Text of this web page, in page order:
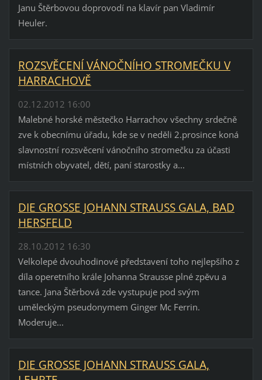
Janu Štěrbovou doprovodí na klavír pan Vladimír
Heuler.
ROZSVĚCENÍ VÁNOČNÍHO STROMEČKU V
HARRACHOVĚ
02.12.2012 16:00
Malebné horské městečko Harrachov všechny srdečně
zve k obecnímu úřadu, kde se v neděli 2.prosince koná
slavnostní rozsvěcení vánočního stromečku za účasti
místních obyvatel, dětí, paní starostky a...
DIE GROSSE JOHANN STRAUSS GALA, BAD
HERSFELD
28.10.2012 16:30
Velkolepé dvouhodinové představení toho nejlepšího z
díla operetního krále Johanna Strausse plné zpěvu a
tance. Jana Štěrbová zde vystupuje pod svým
uměleckým pseudonymem Ginger Mc Ferrin.
Moderuje...
DIE GROSSE JOHANN STRAUSS GALA,